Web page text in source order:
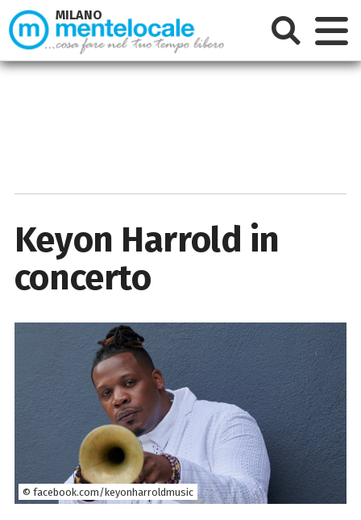
Keyon Harrold in
concerto
© facebook.com/keyonharroldmusic
MILANO